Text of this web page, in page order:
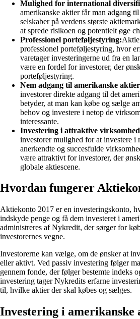
Mulighed for international
amerikanske aktier får man adgang
selskaber på verdens største
at sprede risikoen og potentielt øge
Professionel porteføljestyring:
professionel porteføljestyring, hvor
varetager investeringerne ud fra en
være en fordel for investorer, der
porteføljestyring.
Nem adgang til amerikanske
investorer direkte adgang til det
betyder, at man kan købe og sælge
behov og investere i netop de
interessante.
Investering i attraktive
investorer mulighed for at investere i
anerkendte og succesfulde
være attraktivt for investorer, der
globale aktiescene.
Hvordan fungerer
Aktiekonto 2017 er en investeringskonto,
indskyde penge og få dem investeret i
administreres af Nykredit, der sørger for
investorernes vegne.
Investorerne kan vælge, om de ønsker at
eller aktivt. Ved passiv investering følger
gennem fonde, der følger bestemte indeks
investering tager Nykredits erfarne
til, hvilke aktier der skal købes og sælges.
Investering i amerikanske